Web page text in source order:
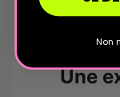
séduira aussi
bong qui ne
Une
Non